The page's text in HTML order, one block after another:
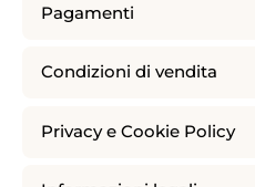
Pagamenti
Condizioni di vendita
Privacy e Cookie Policy